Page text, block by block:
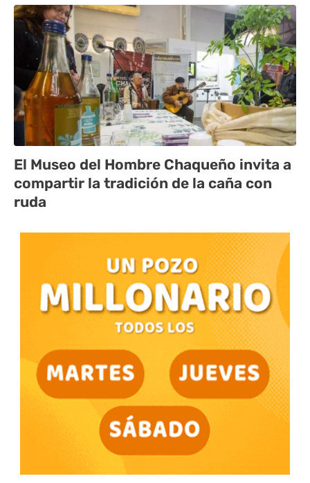
El Museo del Hombre Chaqueño invita a
compartir la tradición de la caña con
ruda